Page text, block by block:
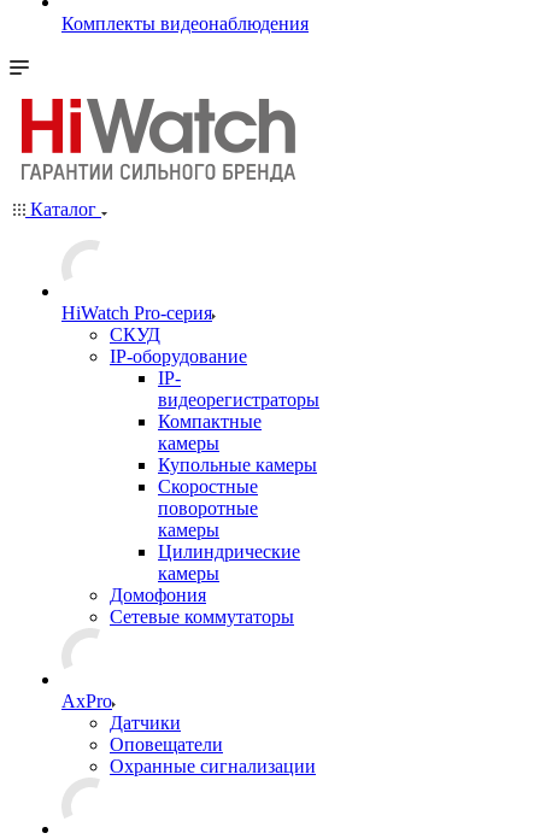
Комплекты видеонаблюдения
Каталог
HiWatch Pro-серия
CКУД
IP-оборудование
IP-
видеорегистраторы
Компактные
камеры
Купольные камеры
Скоростные
поворотные
камеры
Цилиндрические
камеры
Домофония
Сетевые коммутаторы
AxPro
Датчики
Оповещатели
Охранные сигнализации